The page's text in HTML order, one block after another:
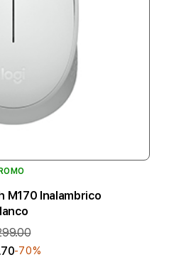
M170 Inalambrico
-70%